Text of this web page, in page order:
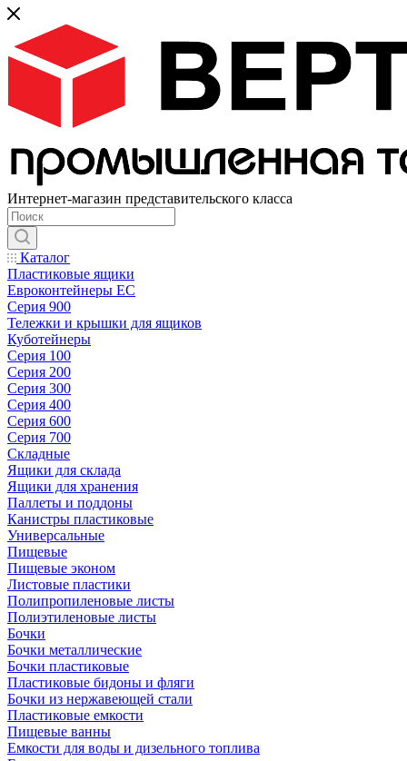
Интернет-магазин представительского класса
Каталог
Пластиковые ящики
Евроконтейнеры ЕС
Серия 900
Тележки и крышки для ящиков
Куботейнеры
Серия 100
Серия 200
Серия 300
Серия 400
Серия 600
Серия 700
Складные
Ящики для склада
Ящики для хранения
Паллеты и поддоны
Канистры пластиковые
Универсальные
Пищевые
Пищевые эконом
Листовые пластики
Полипропиленовые листы
Полиэтиленовые листы
Бочки
Бочки металлические
Бочки пластиковые
Пластиковые бидоны и фляги
Бочки из нержавеющей стали
Пластиковые емкости
Пищевые ванны
Емкости для воды и дизельного топлива